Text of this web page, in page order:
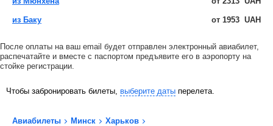
из Баку от 1953 UAH
После оплаты на ваш email будет отправлен электронный авиабилет,
распечатайте и вместе с паспортом предъявите его в аэропорту на
стойке регистрации.
Чтобы забронировать билеты, выберите даты перелета.
Авиабилеты Минск
Харьков